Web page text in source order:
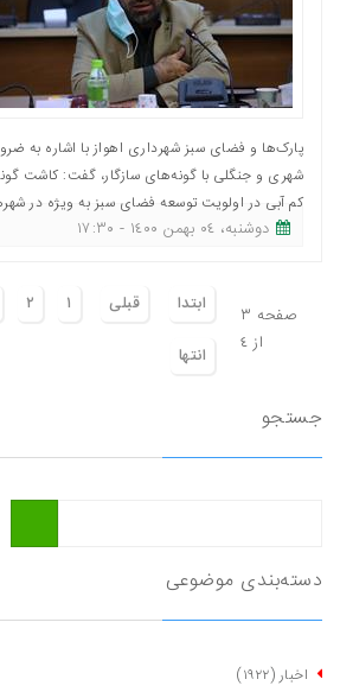
پارک‌ها و فضای سبز شهرداری اهواز با اشاره به
شهری و جنگلی با گونه‌های سازگار، گفت: کاشت
کم آبی در اولویت توسعه فضای سبز به ویژه در
دوشنبه، ٠٤ بهمن ١٤٠٠ - ١٧:٣٠
صفحه ٣
از ٤
ابتدا قبلی ١ ٢
انتها
جستجو
دسته‌بندی موضوعی
اخبار(١٩٢٢)